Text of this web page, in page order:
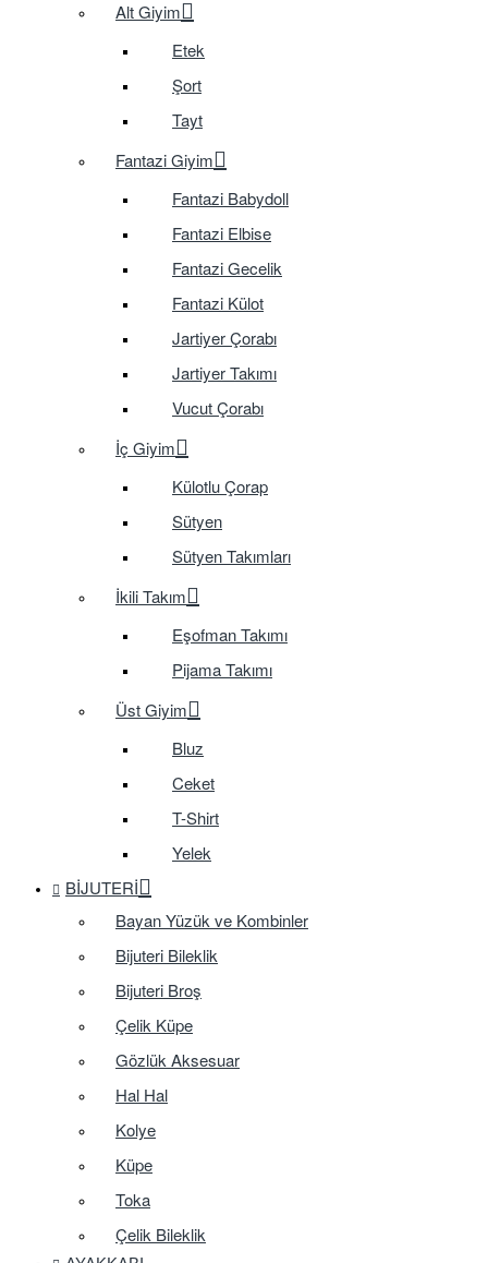
Alt Giyim
Etek
Şort
Tayt
Fantazi Giyim
Fantazi Babydoll
Fantazi Elbise
Fantazi Gecelik
Fantazi Külot
Jartiyer Çorabı
Jartiyer Takımı
Vucut Çorabı
İç Giyim
Külotlu Çorap
Sütyen
Sütyen Takımları
İkili Takım
Eşofman Takımı
Pijama Takımı
Üst Giyim
Bluz
Ceket
T-Shirt
Yelek
BIJUTERI
Bayan Yüzük ve Kombinler
Bijuteri Bileklik
Bijuteri Broş
Çelik Küpe
Gözlük Aksesuar
Hal Hal
Kolye
Küpe
Toka
Çelik Bileklik